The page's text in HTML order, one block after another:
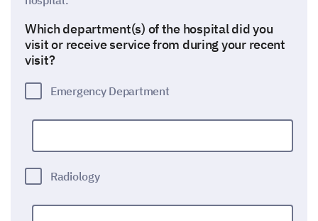
Which department(s) of the hospital did you
visit or receive service from during your recent
visit?
Emergency Department
Radiology